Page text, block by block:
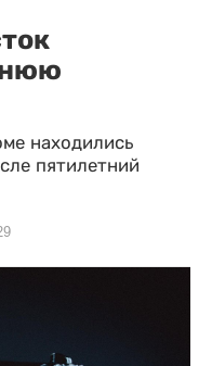
находились
пятилетний